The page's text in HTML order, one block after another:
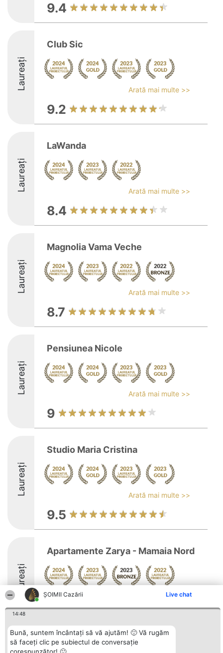
ȘOIMII Cazării Live chat
14:48
Bună, suntem încântați să vă ajutăm! 🙂 Vă rugăm
să faceți clic pe subiectul de conversație
9.4
Laureați
Club Sic
Arată mai multe >>
9.2
Laureați
LaWanda
Arată mai multe >>
8.4
Laureați
Magnolia Vama Veche
Arată mai multe >>
8.7
Laureați
Pensiunea Nicole
Arată mai multe >>
9
Laureați
Studio Maria Cristina
Arată mai multe >>
9.5
Laureați
Apartamente Zarya - Mamaia Nord
Arată mai multe >>
Organizator Ranking